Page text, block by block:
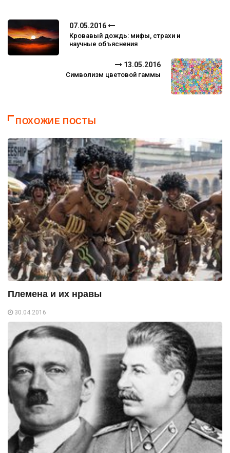
07.05.2016
Кровавый дождь: мифы, страхи и
научные объяснения
13.05.2016
Символизм цветовой гаммы
ПОХОЖИЕ ПОСТЫ
Племена и их нравы
30.04.2016